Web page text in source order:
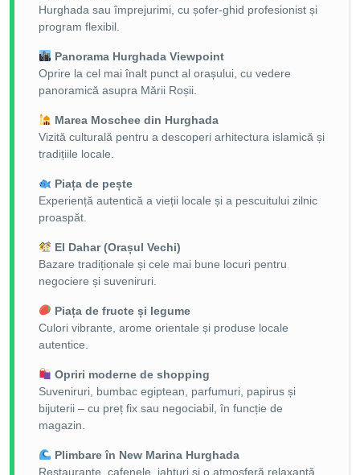
Hurghada sau împrejurimi, cu șofer-ghid profesionist și
program flexibil.
Panorama Hurghada Viewpoint
Oprire la cel mai înalt punct al orașului, cu vedere
panoramică asupra Mării Roșii.
Marea Moschee din Hurghada
Vizită culturală pentru a descoperi arhitectura islamică și
tradițiile locale.
Piața de pește
Experiență autentică a vieții locale și a pescuitului zilnic
proaspăt.
El Dahar (Orașul Vechi)
Bazare tradiționale și cele mai bune locuri pentru
negociere și suveniruri.
Piața de fructe și legume
Culori vibrante, arome orientale și produse locale
autentice.
Opriri moderne de shopping
Suveniruri, bumbac egiptean, parfumuri, papirus și
bijuterii – cu preț fix sau negociabil, în funcție de
magazin.
Plimbare în New Marina Hurghada
Restaurante, cafenele, iahturi și o atmosferă relaxantă